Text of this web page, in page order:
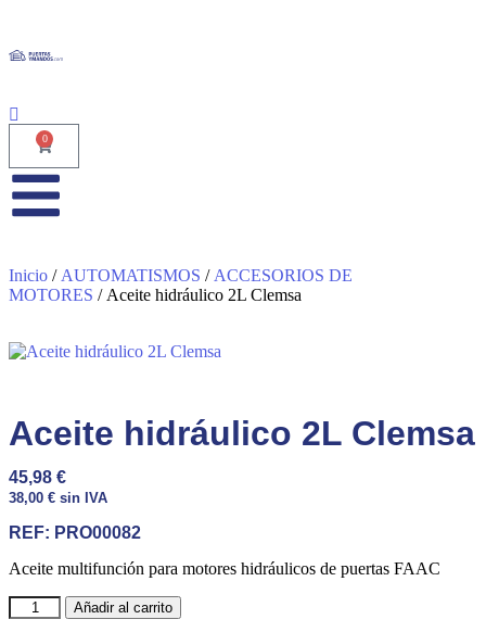
0
Inicio / AUTOMATISMOS / ACCESORIOS DE
MOTORES / Aceite hidráulico 2L Clemsa
Aceite hidráulico 2L Clemsa
45,98 €
38,00 € sin IVA
REF: PRO00082
Aceite multifunción para motores hidráulicos de puertas FAAC
Añadir al carrito